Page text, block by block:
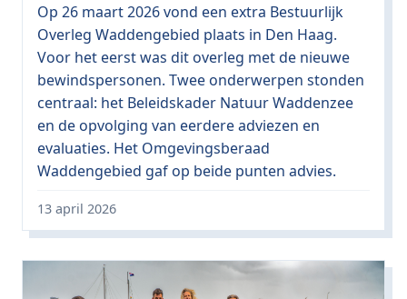
Op 26 maart 2026 vond een extra Bestuurlijk
Overleg Waddengebied plaats in Den Haag.
Voor het eerst was dit overleg met de nieuwe
bewindspersonen. Twee onderwerpen stonden
centraal: het Beleidskader Natuur Waddenzee
en de opvolging van eerdere adviezen en
evaluaties. Het Omgevingsberaad
Waddengebied gaf op beide punten advies.
13 april 2026